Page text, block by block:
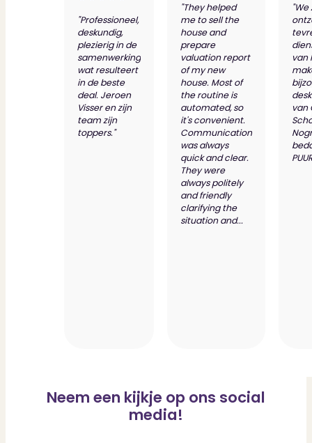
"Professioneel,
deskundig,
plezierig in de
samenwerking
wat resulteert
in de beste
deal. Jeroen
Visser en zijn
team zijn
toppers."
"They helped
me to sell the
house and
prepare
valuation report
of my new
house. Most of
the routine is
automated, so
it's convenient.
Communication
was always
quick and clear.
They were
always politely
and friendly
clarifying the
situation and...
"We
van
van
Neem een kijkje op ons social
media!